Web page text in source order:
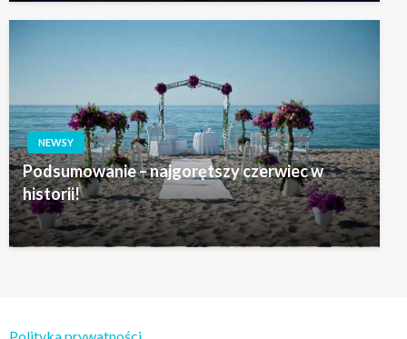
NEWSY
Podsumowanie – najgorętszy czerwiec w
historii!